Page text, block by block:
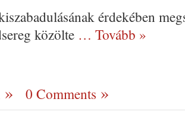
érdekében
közölte … Tovább »
0 Comments